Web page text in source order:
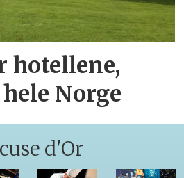
hotellene,
Norge
d'Or